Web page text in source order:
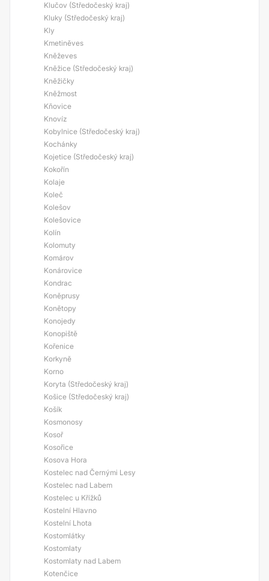
Klučov (Středočeský kraj)
Kluky (Středočeský kraj)
Kly
Kmetiněves
Kněževes
Kněžice (Středočeský kraj)
Kněžičky
Kněžmost
Kňovice
Knovíz
Kobylnice (Středočeský kraj)
Kochánky
Kojetice (Středočeský kraj)
Kokořín
Kolaje
Koleč
Kolešov
Kolešovice
Kolín
Kolomuty
Komárov
Konárovice
Kondrac
Koněprusy
Konětopy
Konojedy
Konopiště
Kořenice
Korkyně
Korno
Koryta (Středočeský kraj)
Košice (Středočeský kraj)
Košík
Kosmonosy
Kosoř
Kosořice
Kosova Hora
Kostelec nad Černými Lesy
Kostelec nad Labem
Kostelec u Křížků
Kostelní Hlavno
Kostelní Lhota
Kostomlátky
Kostomlaty
Kostomlaty nad Labem
Kotenčice